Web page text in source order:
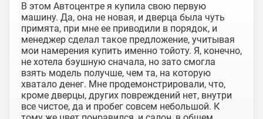
В этом Автоцентре я купила свою первую
машину. Да, она не новая, и дверца была чуть
примята, при мне ее приводили в порядок, и
менеджер сделал такое предложение, учитывая
мои намерения купить именно тойоту. Я, конечно,
не хотела бэушную сначала, но зато смогла
взять модель получше, чем та, на которую
хватало денег. Мне продемонстрировали, что,
кроме дверцы, других повреждений нет, внутри
все чистое, да и пробег совсем небольшой. К